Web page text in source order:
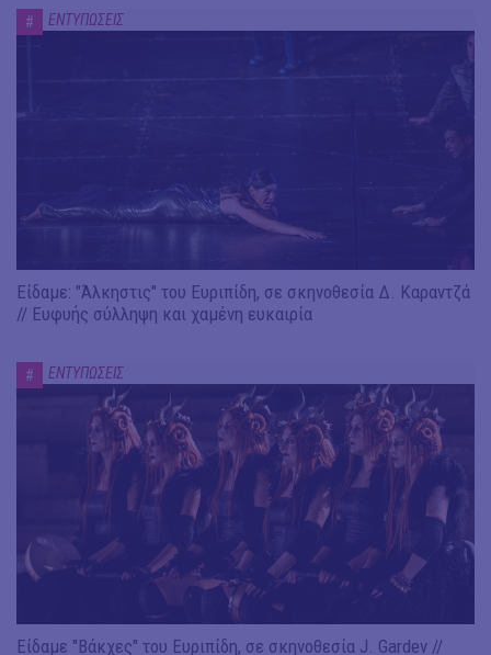
# ΕΝΤΥΠΩΣΕΙΣ
Είδαμε: "Άλκηστις" του Ευριπίδη, σε σκηνοθεσία Δ. Καραντζά
// Ευφυής σύλληψη και χαμένη ευκαιρία
# ΕΝΤΥΠΩΣΕΙΣ
Είδαμε "Βάκχες" του Ευριπίδη, σε σκηνοθεσία J. Gardev //